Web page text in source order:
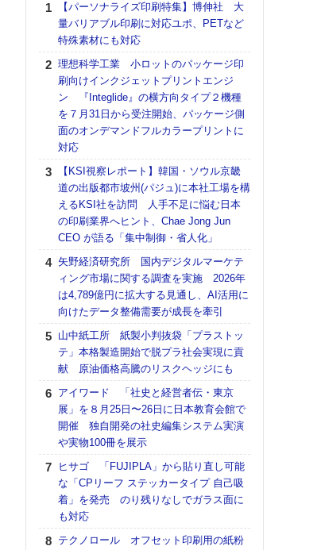
【パーソナライズ印刷特集】博伸社 大
量バリアブル印刷に対応ユポ、PETなど
特殊素材にも対応
理想科学工業 小ロットのパッケージ印
刷向けインクジェットプリントエンジ
ン 『Integlide』の横方向タイプ２機種
を７月31日から受注開始、パッケージ側
面のオンデマンドフルカラープリントに
対応
【KSI視察レポート】韓国・ソウル京畿
道の出版都市坡州(パジュ)に本社工場を構
えるKSI社を訪問 人手不足に悩む日本
の印刷業界へヒント、Chae Jong Jun
CEO が語る「集中制御・省人化」
矢野経済研究所 国内デジタルマーケテ
ィング市場に関する調査を実施 2026年
は4,789億円に拡大する見通し、AI活用に
向けたデータ整備需要が成長を牽引
山中紙工所 紙製小判抜袋「プラストッ
テ」本格製造開始で脱プラ社会実現に貢
献 原油価格高騰のリスクヘッジにも
アイワード 「社史と経営者伝・東京
展」を８月25日〜26日に日本教育会館で
開催 独自開発の社史編集システム実演
や実物100冊を展示
ヒサゴ 「FUJIPLA」から貼り直し可能
な「CPリーフ ステッカータイプ 自己吸
着」を発売 のり残りなしでガラス面に
も対応
テクノロール オフセット印刷用の紙粉